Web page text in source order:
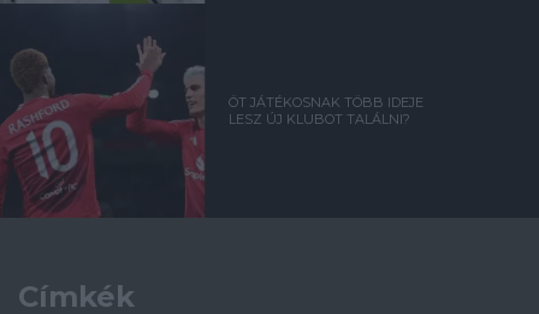
ÖT JÁTÉKOSNAK TÖBB IDEJE
LESZ ÚJ KLUBOT TALÁLNI?
Címkék